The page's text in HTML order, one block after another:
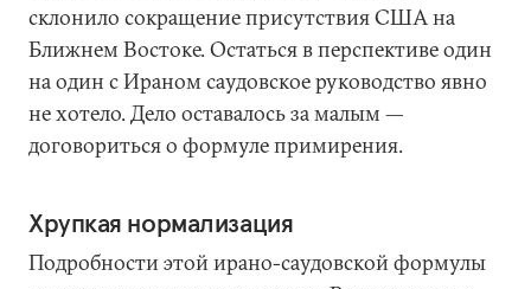
склонило сокращение присутствия США на
Ближнем Востоке. Остаться в перспективе один
на один с Ираном саудовское руководство явно
не хотело. Дело оставалось за малым —
договориться о формуле примирения.
Хрупкая нормализация
Подробности этой ирано-саудовской формулы